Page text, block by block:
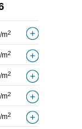
m2
m2
m2
m2
m2